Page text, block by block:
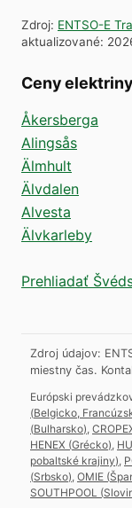
Zdroj: ENTSO-E
aktualizované:
Ceny
Åkersberga
Alingsås
Älmhult
Älvdalen
Alvesta
Älvkarleby
Prehliadať
Zdroj údajov:
miestny čas.
Európski
(Belgicko,
(Bulharsko)
HENEX (Grécko)
pobaltské krajiny)
(Srbsko) OMIE (
SOUTHPOOL (